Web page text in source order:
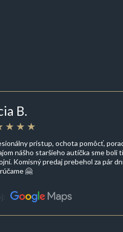
B.
pristup, ochota pomôcť,
nášho staršieho autíčka sme boli
Komisný predaj prebehol za pár
🤗